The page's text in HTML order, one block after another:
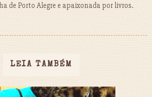
de Porto Alegre e apaixonada por livros.
LEIA TAMBÉM